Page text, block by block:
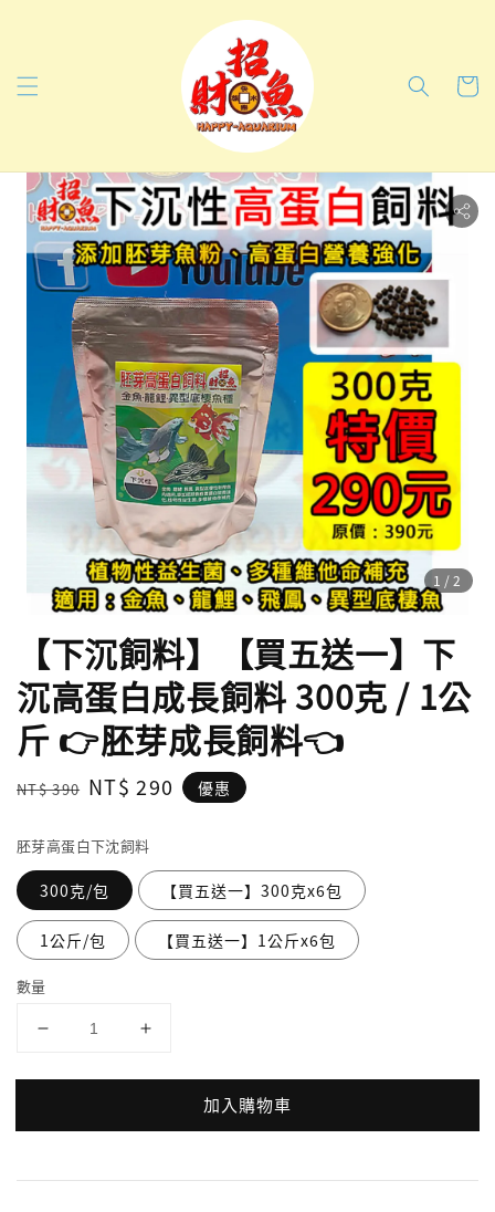
1 /2
【下沉飼料】【買五送一】下
沉高蛋白成長飼料 300克 / 1公
斤 👉胚芽成長飼料👈
Regular
NT$ 390 Sale
NT$ 290 優惠
胚芽高蛋白下沈飼料
300克/包 【買五送一】300克x6包
1公斤/包 【買五送一】1公斤x6包
數量
加入購物車